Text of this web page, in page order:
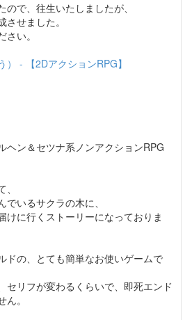
で、往生いたしましたが、
せました。
い。
- 【2DアクションRPG】
ヘン＆セツナ系ノンアクションRPG
いるサクラの木に、
けに行くストーリーになっておりま
ドの、とても簡単なお使いゲームで
セリフが変わるくらいで、即死エンド
。